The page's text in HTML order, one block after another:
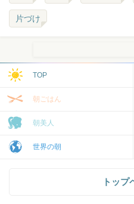
片づけ
TOP
朝ごはん
朝美人
世界の朝
トップ